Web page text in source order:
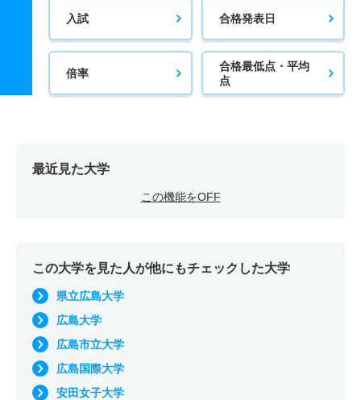
入試 合格発表日
倍率
合格最低点・平均
点
最近見た大学
この機能をOFF
この大学を見た人が他にもチェックした大学
県立広島大学
広島大学
広島市立大学
広島国際大学
安田女子大学